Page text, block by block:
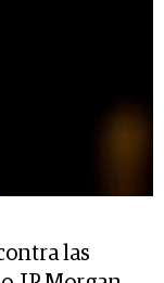
las